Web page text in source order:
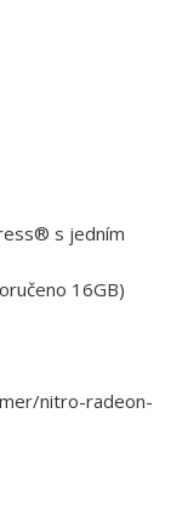
s jedním
16GB)
nitro-radeon-